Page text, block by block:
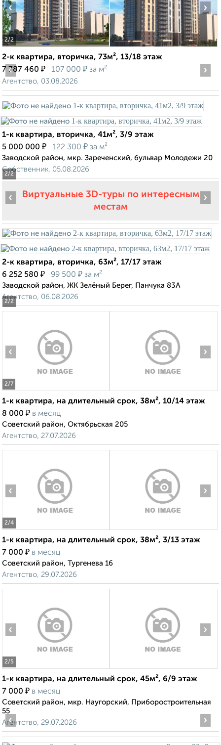
2/2
‹ ›
2-к квартира, вторичка, 73м², 13/18 этаж
7 787 460 ₽ 107 000 ₽ за м²
Агентство, 03.08.2026
2/2
‹ ›
1-к квартира, вторичка, 41м², 3/9 этаж
5 000 000 ₽ 122 300 ₽ за м²
Заводской район, мкр. Зареченский, бульвар Молодежи 20
Собственник, 05.08.2026
Виртуальные 3D-туры по интересным
местам
2/2
‹ ›
2-к квартира, вторичка, 63м², 17/17 этаж
6 252 580 ₽ 99 500 ₽ за м²
Заводской район, ЖК Зелёный Берег, Панчука 83А
Агентство, 06.08.2026
2/7
‹ ›
1-к квартира, на длительный срок, 38м², 10/14 этаж
8 000 ₽ в месяц
Советский район, Октябрьская 205
Агентство, 27.07.2026
2/4
‹ ›
1-к квартира, на длительный срок, 38м², 3/13 этаж
7 000 ₽ в месяц
Советский район, Тургенева 16
Агентство, 29.07.2026
2/5
‹ ›
1-к квартира, на длительный срок, 45м², 6/9 этаж
7 000 ₽ в месяц
Советский район, мкр. Наугорский, Приборостроительная
55
Агентство, 29.07.2026
‹ ›